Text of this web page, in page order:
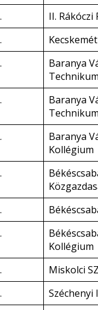
II.
Baranya
Technikum
Baranya
Technikum
Baranya
Kollégium
Kollégium
Miskolci
Széchenyi